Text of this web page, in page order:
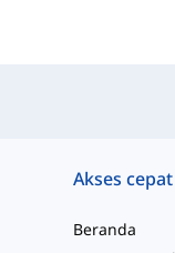
Akses cepat
Beranda